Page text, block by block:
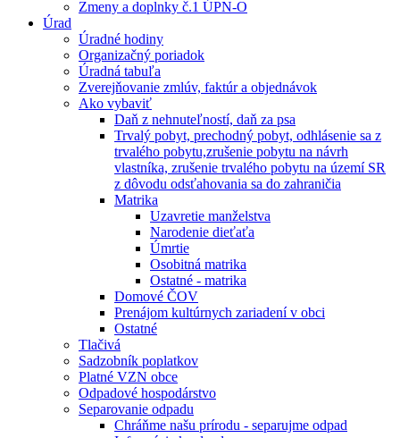
Zmeny a doplnky č.1 ÚPN-O
Úrad
Úradné hodiny
Organizačný poriadok
Úradná tabuľa
Zverejňovanie zmlúv, faktúr a objednávok
Ako vybaviť
Daň z nehnuteľností, daň za psa
Trvalý pobyt, prechodný pobyt, odhlásenie sa z
trvalého pobytu,zrušenie pobytu na návrh
vlastníka, zrušenie trvalého pobytu na území SR
z dôvodu odsťahovania sa do zahraničia
Matrika
Uzavretie manželstva
Narodenie dieťaťa
Úmrtie
Osobitná matrika
Ostatné - matrika
Domové ČOV
Prenájom kultúrnych zariadení v obci
Ostatné
Tlačivá
Sadzobník poplatkov
Platné VZN obce
Odpadové hospodárstvo
Separovanie odpadu
Chráňme našu prírodu - separujme odpad